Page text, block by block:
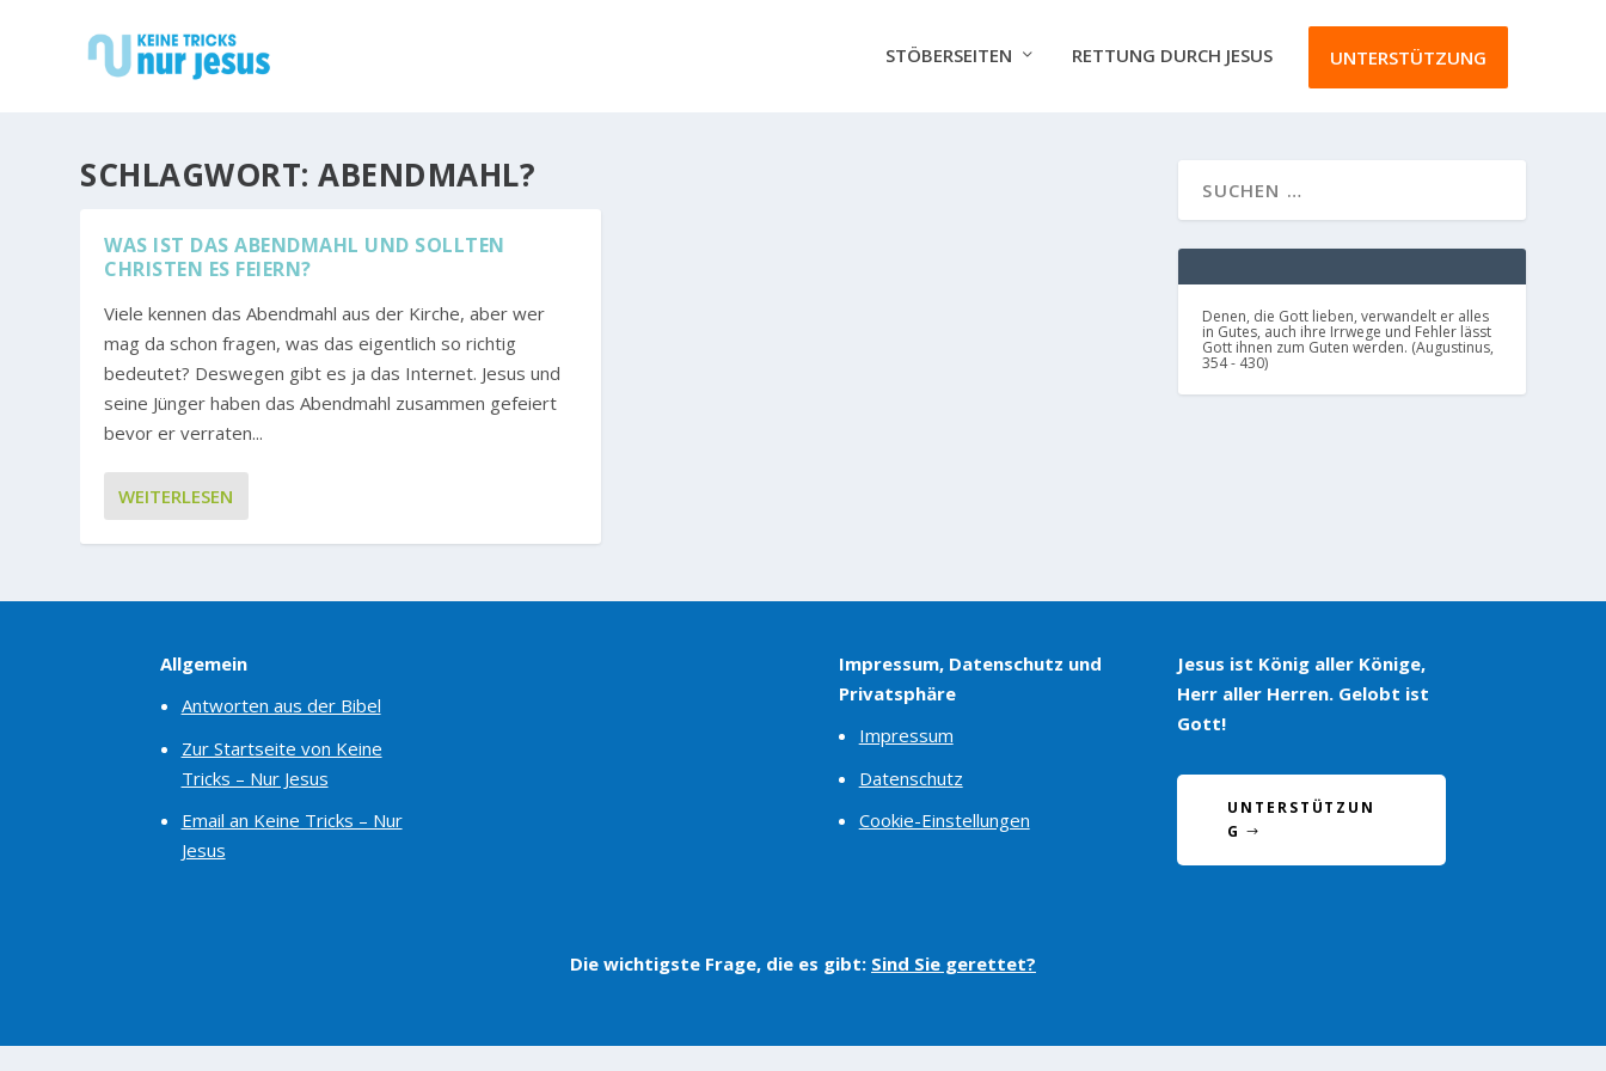
STÖBERSEITEN RETTUNG DURCH JESUS UNTERSTÜTZUNG
SCHLAGWORT:ABENDMAHL?
WAS IST DAS ABENDMAHL UND SOLLTEN
CHRISTEN ES FEIERN?
Viele kennen das Abendmahl aus der Kirche, aber wer
mag da schon fragen, was das eigentlich so richtig
bedeutet? Deswegen gibt es ja das Internet. Jesus und
seine Jünger haben das Abendmahl zusammen gefeiert
bevor er verraten...
WEITERLESEN
Denen, die Gott lieben, verwandelt er alles
in Gutes, auch ihre Irrwege und Fehler lässt
Gott ihnen zum Guten werden. (Augustinus,
354 - 430)
Allgemein
Antworten aus der Bibel
Zur Startseite von Keine
Tricks – Nur Jesus
Email an Keine Tricks – Nur
Jesus
Impressum, Datenschutz und
Privatsphäre
Impressum
Datenschutz
Cookie-Einstellungen
Jesus ist König aller Könige,
Herr aller Herren. Gelobt ist
Gott!
UNTERSTÜTZUN
G
Die wichtigste Frage, die es gibt: Sind Sie gerettet?